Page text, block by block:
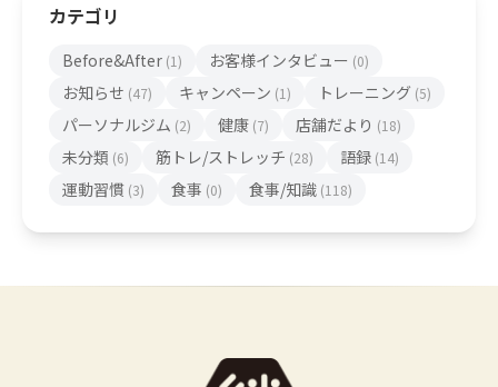
カテゴリ
Before&After (1) お客様インタビュー (0)
お知らせ (47) キャンペーン (1) トレーニング (5)
パーソナルジム (2) 健康 (7) 店舗だより (18)
未分類 (6) 筋トレ/ストレッチ (28) 語録 (14)
運動習慣 (3) 食事 (0) 食事/知識 (118)